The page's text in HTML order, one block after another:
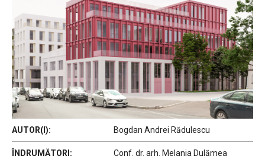
AUTOR(I): Bogdan Andrei Rădulescu
ÎNDRUMĂTORI:
Conf. dr. arh. Melania Dulămea